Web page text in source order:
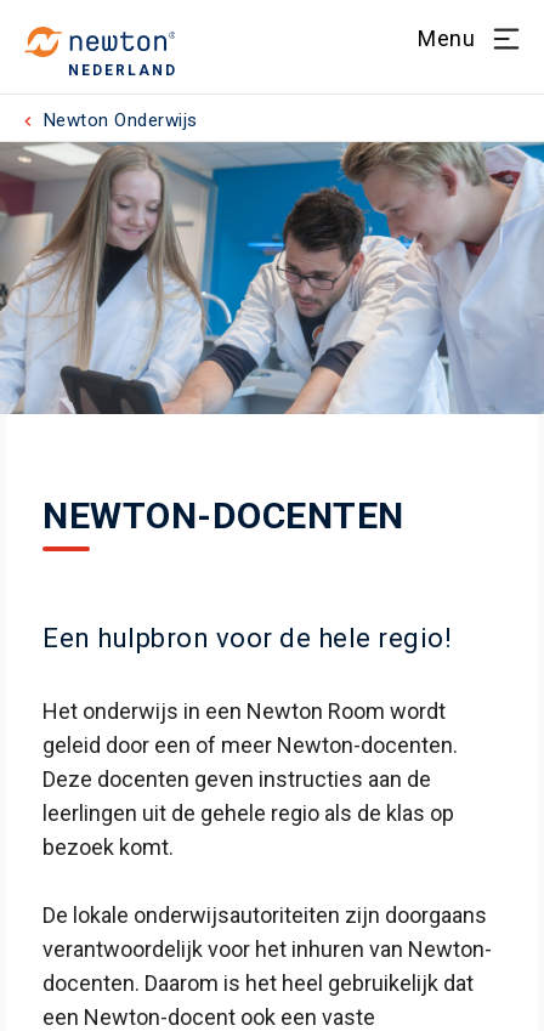
NEDERLAND
Menu
Newton Onderwijs
NEWTON-DOCENTEN
Een hulpbron voor de hele regio!
Het onderwijs in een Newton Room wordt
geleid door een of meer Newton-docenten.
Deze docenten geven instructies aan de
leerlingen uit de gehele regio als de klas op
bezoek komt.
De lokale onderwijsautoriteiten zijn doorgaans
verantwoordelijk voor het inhuren van Newton-
docenten. Daarom is het heel gebruikelijk dat
een Newton-docent ook een vaste